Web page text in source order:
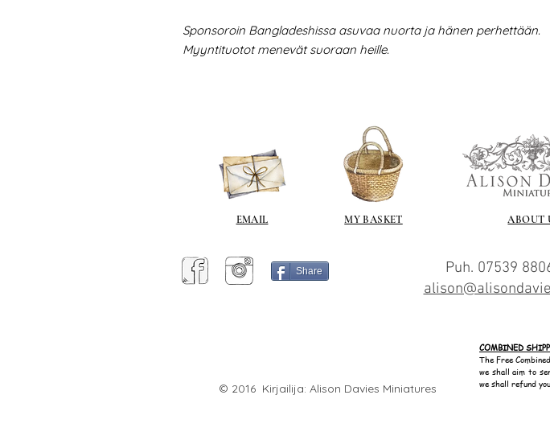
Sponsoroin Bangladeshissa asuvaa nuorta ja hänen perhettään.
Myyntituotot menevät suoraan heille.
EMAIL MY BASKET ABOUT
Share
Puh.
© 2016 Kirjailija: Alison Davies Miniatures
COMBINED
The Free
we shall aim to
we shall refund